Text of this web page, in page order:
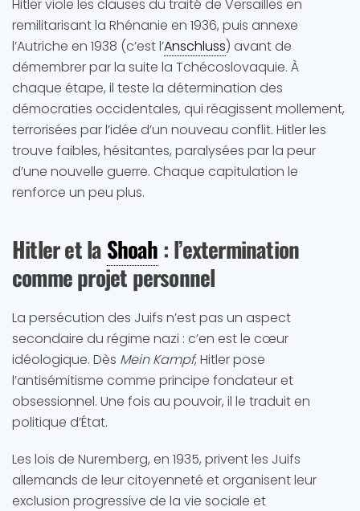
Hitler viole les clauses du traité de Versailles en
remilitarisant la Rhénanie en 1936, puis annexe
l’Autriche en 1938 (c’est l’Anschluss) avant de
démembrer par la suite la Tchécoslovaquie. À
chaque étape, il teste la détermination des
démocraties occidentales, qui réagissent mollement,
terrorisées par l’idée d’un nouveau conflit. Hitler les
trouve faibles, hésitantes, paralysées par la peur
d’une nouvelle guerre. Chaque capitulation le
renforce un peu plus.
Hitler et la Shoah : l’extermination
comme projet personnel
La persécution des Juifs n’est pas un aspect
secondaire du régime nazi : c’en est le cœur
idéologique. Dès Mein Kampf, Hitler pose
l’antisémitisme comme principe fondateur et
obsessionnel. Une fois au pouvoir, il le traduit en
politique d’État.
Les lois de Nuremberg, en 1935, privent les Juifs
allemands de leur citoyenneté et organisent leur
exclusion progressive de la vie sociale et